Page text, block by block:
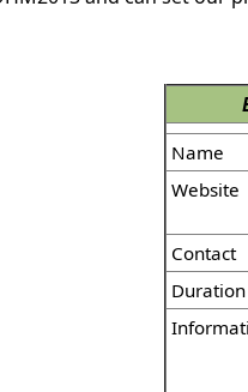
Name
Website
Contact
Duration